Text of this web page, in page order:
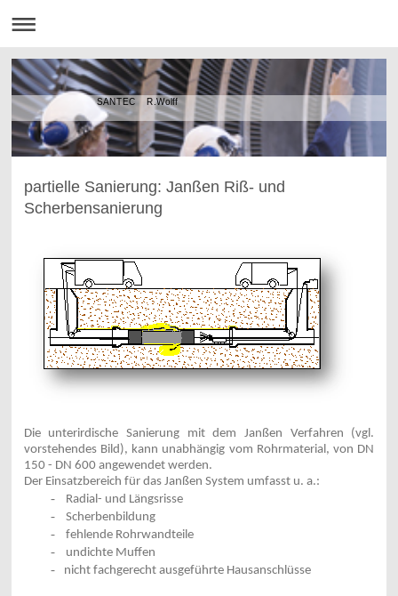
SANTEC R.Wolff
partielle Sanierung: Janßen Riß- und
Scherbensanierung
Die unterirdische Sanierung mit dem Janßen Verfahren (vgl.
vorstehendes Bild), kann unabhängig vom Rohrmaterial, von DN
150 - DN 600 angewendet werden.
Der Einsatzbereich für das Janßen System umfasst u. a.:
- Radial- und Längsrisse
- Scherbenbildung
- fehlende Rohrwandteile
- undichte Muffen
- nicht fachgerecht ausgeführte Hausanschlüsse